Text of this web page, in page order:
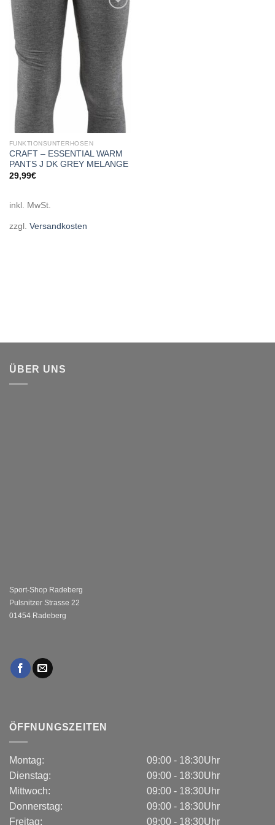
Add to
wishlist
FUNKTIONSUNTERHOSEN
CRAFT – ESSENTIAL WARM
PANTS J DK GREY MELANGE
29,99€
inkl. MwSt.
zzgl. Versandkosten
ÜBER UNS
Sport-Shop Radeberg
Pulsnitzer Strasse 22
01454 Radeberg
ÖFFNUNGSZEITEN
Montag:
Dienstag:
Mittwoch:
Donnerstag:
Freitag:
09:00 - 18:30Uhr
09:00 - 18:30Uhr
09:00 - 18:30Uhr
09:00 - 18:30Uhr
09:00 - 18:30Uhr